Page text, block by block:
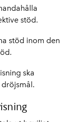
stöd.
stöd inom den
ska